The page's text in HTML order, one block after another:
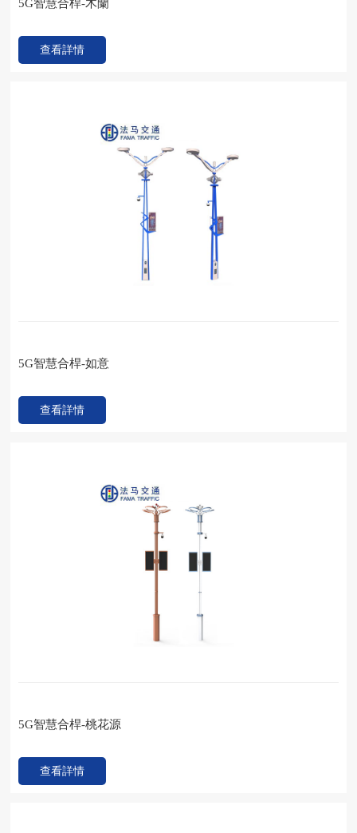
5G智慧合桿-木蘭
查看詳情
5G智慧合桿-如意
查看詳情
5G智慧合桿-桃花源
查看詳情